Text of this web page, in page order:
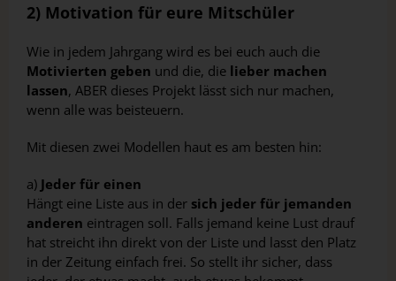
2) Motivation für eure Mitschüler
Wie in jedem Jahrgang wird es bei euch auch die
Motivierten geben und die, die lieber machen
lassen, ABER dieses Projekt lässt sich nur machen,
wenn alle was beisteuern.
Mit diesen zwei Modellen haut es am besten hin:
a) Jeder für einen
Hängt eine Liste aus in der sich jeder für jemanden
anderen eintragen soll. Falls jemand keine Lust drauf
hat streicht ihn direkt von der Liste und lasst den Platz
in der Zeitung einfach frei. So stellt ihr sicher, dass